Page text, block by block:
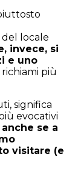
locale
invece, si
e uno
richiami più
significa
evocativi
anche se a
visitare (e